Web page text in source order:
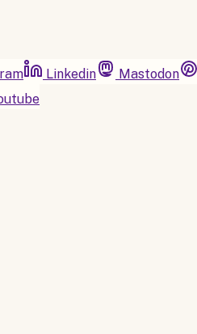
Linkedin Mastodon